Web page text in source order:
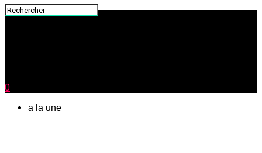
0
a la une